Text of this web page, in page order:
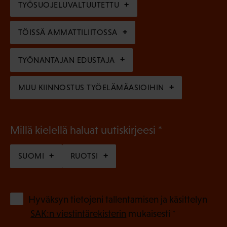
n
)
i
n
e
n
)
TYÖSUOJELUVALTUUTETTU
TÖISSÄ AMMATTILIITOSSA
TYÖNANTAJAN EDUSTAJA
MUU KIINNOSTUS TYÖELÄMÄASIOIHIN
Millä kielellä haluat uutiskirjeesi
o
l
SUOMI RUOTSI
Hyväksyn tietojeni tallentamisen ja käsittelyn
SAK:n viestintärekisterin mukaisesti *